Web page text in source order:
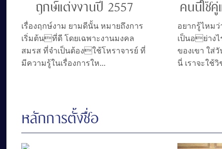
ฤกษ์แต่งงานปี 2557
เรื่องฤกษ์งาม ยามดีนั้น หมายถึงการ
เริ่มต้นที่ดี โดยเฉพาะงานมงคล
สมรส ที่จำเป็นต้องใช้โหราจารย์ ที่
มีความรู้ในเรื่องการให...
คนนี้ใช้
อยากรู้ไหม
เป็นอย่าง
ของเขา ใส่
นี่ เราจะใช้
หลักการตั้งชื่อ